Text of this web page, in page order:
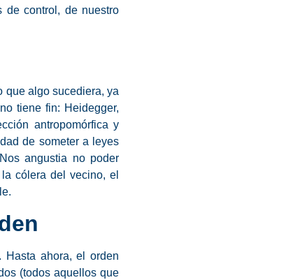
de control, de nuestro
que algo sucediera, ya
tiene fin: Heidegger,
antropomórfica y
de someter a leyes
angustia no poder
cólera del vecino, el
Hasta ahora, el orden
(todos aquellos que